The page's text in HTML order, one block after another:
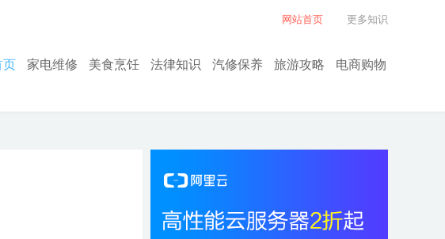
页 家电维修 美食烹饪 法律知识 汽修保养 旅游攻略 电商购物
网站首页 更多知识